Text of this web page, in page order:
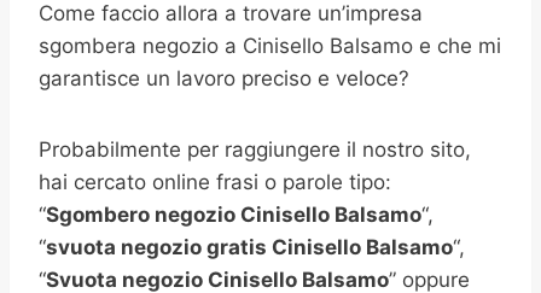
Come faccio allora a trovare un’impresa
sgombera negozio a Cinisello Balsamo e che mi
garantisce un lavoro preciso e veloce?
Probabilmente per raggiungere il nostro sito,
hai cercato online frasi o parole tipo:
“Sgombero negozio Cinisello Balsamo“,
“svuota negozio gratis Cinisello Balsamo“,
“Svuota negozio Cinisello Balsamo” oppure